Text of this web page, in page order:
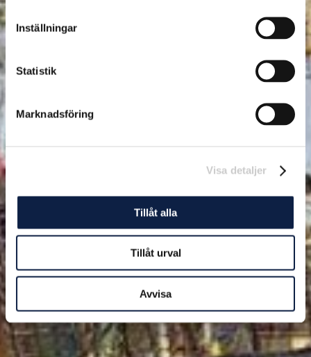
Inställningar
Statistik
Marknadsföring
Visa detaljer
Tillåt alla
Tillåt urval
Avvisa